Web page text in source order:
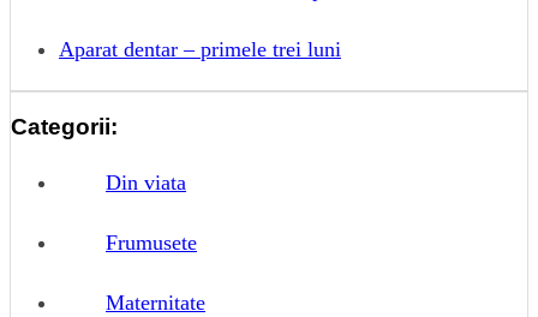
Aparat dentar – primele trei luni
Categorii:
Din viata
Frumusete
Maternitate